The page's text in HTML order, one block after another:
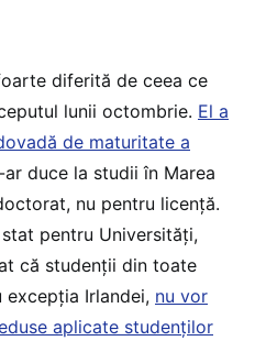
diferită de ceea ce
lunii octombrie. El a
de maturitate a
duce la studii în Marea
nu pentru licență.
pentru Universități,
că studenții din toate
excepția Irlandei, nu vor
aplicate studenților